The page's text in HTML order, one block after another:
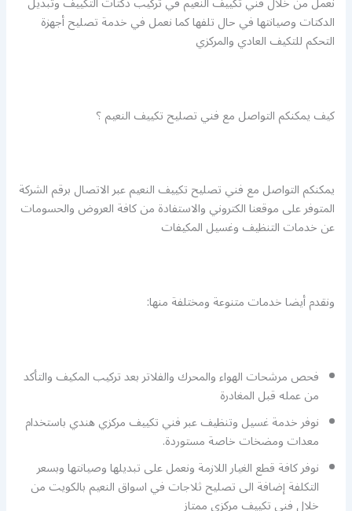
الدكتات وصيانتها في حال تلفها كما نعمل في خدمة تصليح أجهزة
التحكم للتكيف العادي والمركزي
كيف يمكنكم التواصل مع فني تصليح تكييف النعيم ؟
يمكنكم التواصل مع فني تصليح تكييف النعيم عبر الاتصال برقم الشركة
المتوفر على موقعنا الكتروني والاستفادة من كافة العروض والحسومات
عن خدمات التنظيف وغسيل المكيفات
ونقدم أيضا خدمات متنوعة ومختلفة منها:
فحص مرشحات الهواء والمحرك والفلاتر بعد تركيب المكيف والتأكد
من عمله قبل المغادرة
نوفر خدمة غسيل وتنظيف عبر فني تكييف مركزي هندي باستخدام
معدات ومضخات خاصة مستوردة.
نوفر كافة قطع الغيار اللازمة ونعمل على تبديلها وصيانتها وبسعر
التكلفة إضافة الى تصليح ثلاجات في اسواق النعيم بالكويت من
خلال فني تكييف مركزي ممتاز